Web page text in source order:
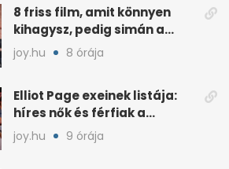
8 friss film, amit könnyen
kihagysz, pedig simán a
kedvenced lehet
joy.hu 8 órája
Elliot Page exeinek listája:
híres nők és férfiak a
múltjából
joy.hu 9 órája